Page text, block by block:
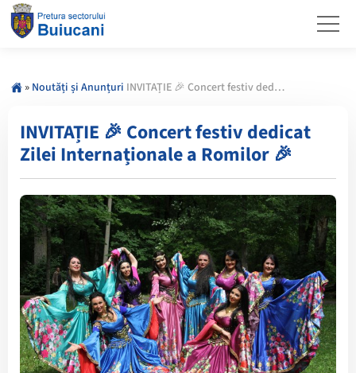
» Noutăți și Anunțuri INVITAȚIE 🎉 Concert festiv dedicat Zilei Internaționale a Romilor 🎉
INVITAȚIE 🎉 Concert festiv dedicat
Zilei Internaționale a Romilor 🎉